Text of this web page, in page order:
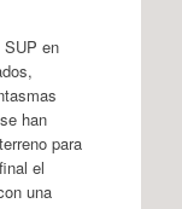
en
han
para
el
una